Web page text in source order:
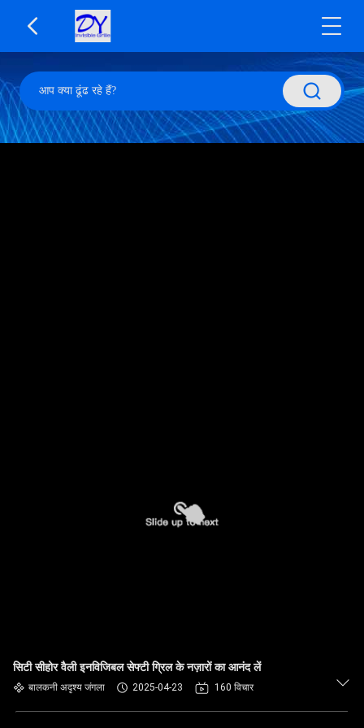
सिटी सीहोर वैली इनविजिबल सेफ्टी ग्रिल के नज़ारों का आनंद लें
बालकनी अदृश्य जंगला 2025-04-23 160 विचार